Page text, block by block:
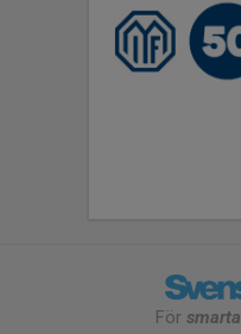
För smarta